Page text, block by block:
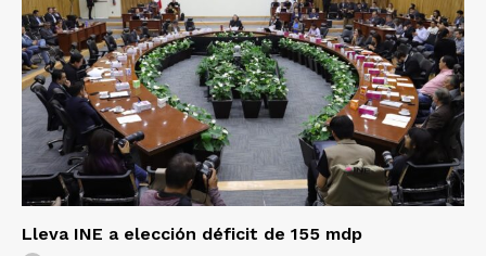
Lleva INE a elección déficit de 155 mdp